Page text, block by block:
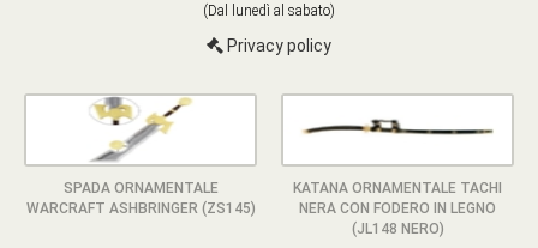
(Dal lunedì al sabato)
Privacy policy
SPADA ORNAMENTALE
WARCRAFT ASHBRINGER (ZS145)
KATANA ORNAMENTALE TACHI
NERA CON FODERO IN LEGNO
(JL148 NERO)